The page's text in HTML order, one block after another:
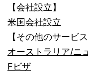
【会社設立】
米国会社設立
【その他のサービス
オーストラリア/ニ
Fビザ